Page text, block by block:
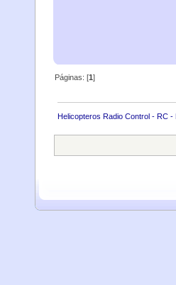
Páginas: [1]
Helicopteros Radio Control - RC -